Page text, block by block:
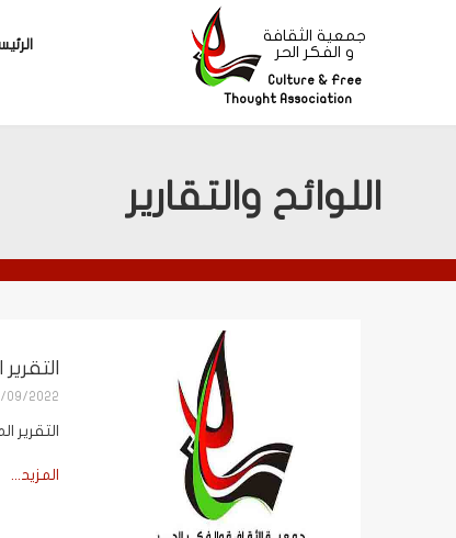
جمعية الثقافة
و الفكر الحر
Culture & Free
Thought Association
اللوائح والتقارير
09/2022
التقرير
المزيد...